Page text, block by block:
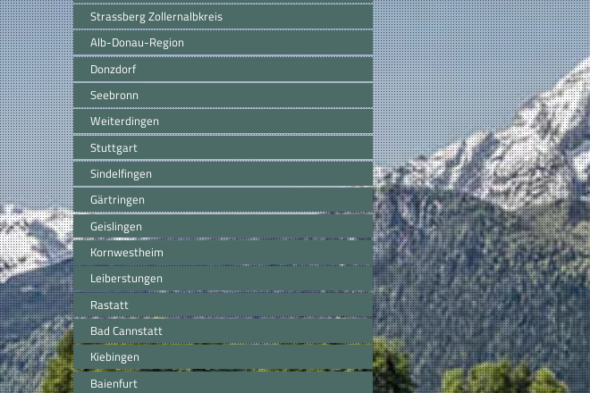
Strassberg Zollernalbkreis
Alb-Donau-Region
Donzdorf
Seebronn
Weiterdingen
Stuttgart
Sindelfingen
Gärtringen
Geislingen
Kornwestheim
Leiberstungen
Rastatt
Bad Cannstatt
Kiebingen
Baienfurt